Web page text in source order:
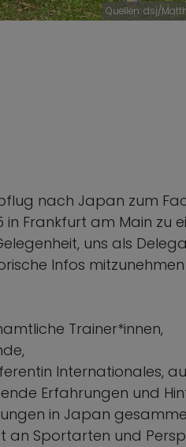
Quellen: dsj/
nach Japan zum
in Frankfurt am Main zu
uns als
Infos
Trainer*innen,
Internationales,
Erfahrungen und
in Japan
an Sportarten und